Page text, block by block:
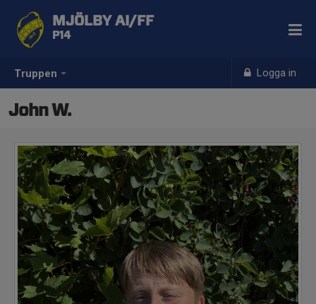
Truppen Logga in
MJÖLBY AI/FF
P14
John W.